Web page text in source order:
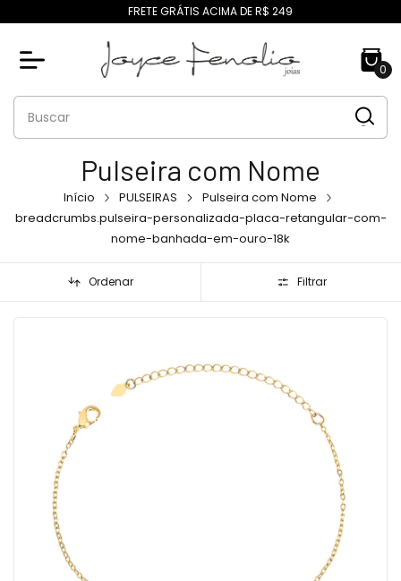
FRETE GRÁTIS ACIMA DE R$ 249
0
Pulseira com Nome
Início PULSEIRAS
Pulseira com Nome
breadcrumbs.pulseira-personalizada-placa-retangular-com-
nome-banhada-em-ouro-18k
Ordenar Filtrar